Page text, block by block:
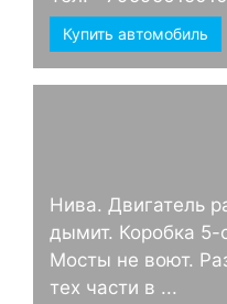
Купить автомобиль
Нива. Двигатель
дымит. Коробка 5-
Мосты не воют.
тех части в ...